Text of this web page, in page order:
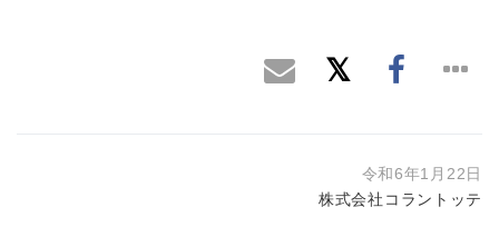
令和6年1月22日
株式会社コラントッテ